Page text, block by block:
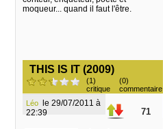
moqueur... quand il faut l'être.
THIS IS IT (2009)
(1)
critique
(0)
commentaire
Léo
22:39
71